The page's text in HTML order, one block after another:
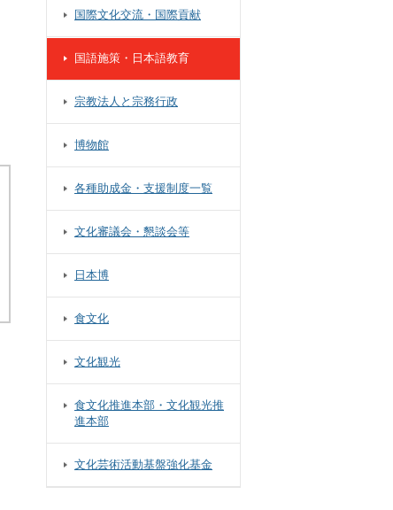
国際文化交流・国際貢献
国語施策・日本語教育
宗教法人と宗務行政
博物館
各種助成金・支援制度一覧
文化審議会・懇談会等
日本博
食文化
文化観光
食文化推進本部・文化観光推
進本部
文化芸術活動基盤強化基金